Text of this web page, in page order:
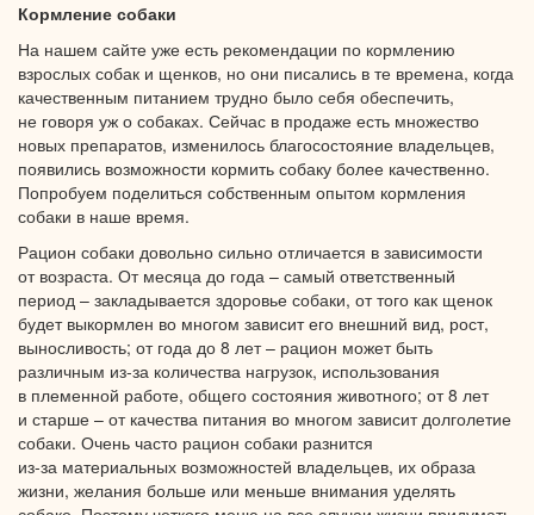
Кормление собаки
На нашем сайте уже есть рекомендации по кормлению
взрослых собак и щенков, но они писались в те времена, когда
качественным питанием трудно было себя обеспечить,
не говоря уж о собаках. Сейчас в продаже есть множество
новых препаратов, изменилось благосостояние владельцев,
появились возможности кормить собаку более качественно.
Попробуем поделиться собственным опытом кормления
собаки в наше время.
Рацион собаки довольно сильно отличается в зависимости
от возраста. От месяца до года – самый ответственный
период – закладывается здоровье собаки, от того как щенок
будет выкормлен во многом зависит его внешний вид, рост,
выносливость; от года до 8 лет– рацион может быть
различным из-за количества нагрузок, использования
в племенной работе, общего состояния животного; от8 лет
и старше – от качества питания во многом зависит долголетие
собаки. Очень часто рацион собаки разнится
из-за материальных возможностей владельцев, их образа
жизни, желания больше или меньше внимания уделять